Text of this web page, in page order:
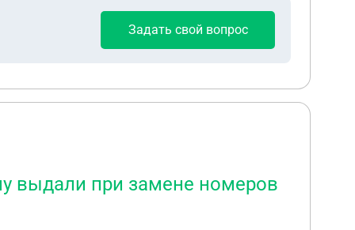
делать скажите?
Задать свой вопрос
выдали при замене номеров